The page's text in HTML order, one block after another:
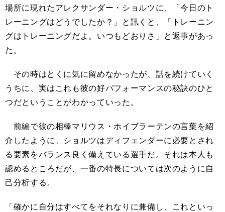
場所に現れたアレクサンダー・ショルツに、「今日のト
レーニングはどうでしたか？」と訊くと、「トレーニン
グはトレーニングだよ。いつもどおりさ」と返事があっ
た。
その時はとくに気に留めなかったが、話を続けていく
うちに、実はこれも彼の好パフォーマンスの秘訣のひと
つだということがわかっていった。
前編で彼の相棒マリウス・ホイブラーテンの言葉を紹
介したように、ショルツはディフェンダーに必要とされ
る要素をバランス良く備えている選手だ。それは本人も
認めるところだが、一番の特長については次のように自
己分析する。
「確かに自分はすべてをそれなりに兼備し、これといっ